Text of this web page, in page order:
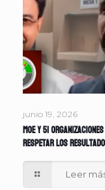
junio 19, 2026
MOE y 51
respetar los
Leer